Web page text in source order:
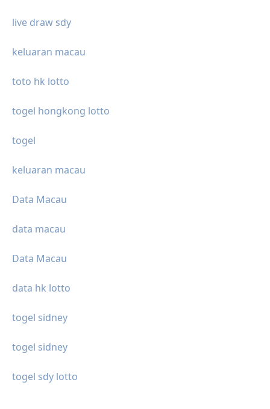
live draw sdy
keluaran macau
toto hk lotto
togel hongkong lotto
togel
keluaran macau
Data Macau
data macau
Data Macau
data hk lotto
togel sidney
togel sidney
togel sdy lotto